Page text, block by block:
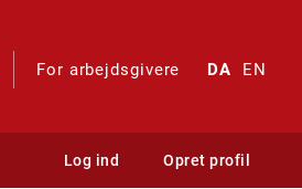
For arbejdsgivere DA EN
Log ind Opret profil